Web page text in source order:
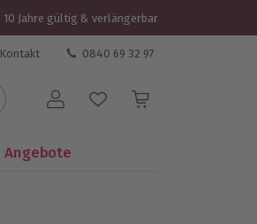
10 Jahre gültig & verlängerbar
Kontakt 0840 69 32 97
Benutzerkonto
Angebote